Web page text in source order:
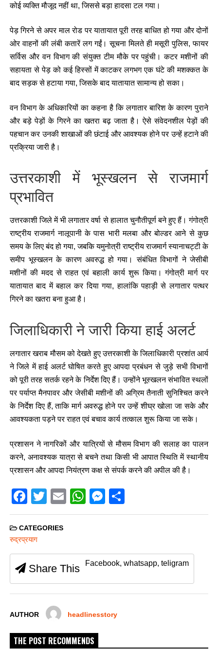
कोई व्यक्ति मौजूद नहीं था, जिससे बड़ा हादसा टल गया।
पेड़ गिरने से अपर माल रोड पर यातायात पूरी तरह बाधित हो गया और दोनों
ओर वाहनों की लंबी कतारें लग गईं। सूचना मिलते ही मसूरी पुलिस, फायर
सर्विस और वन विभाग की संयुक्त टीम मौके पर पहुंची। कटर मशीनों की
सहायता से पेड़ को कई हिस्सों में काटकर लगभग एक घंटे की मशक्कत के
बाद सड़क से हटाया गया, जिसके बाद यातायात सामान्य हो सका।
वन विभाग के अधिकारियों का कहना है कि लगातार बारिश के कारण पुराने
और बड़े पेड़ों के गिरने का खतरा बढ़ जाता है। ऐसे संवेदनशील पेड़ों की
पहचान कर उनकी शाखाओं की छंटाई और आवश्यक होने पर उन्हें हटाने की
प्रक्रिया जारी है।
उत्तरकाशी में भूस्खलन से राजमार्ग
प्रभावित
उत्तरकाशी जिले में भी लगातार वर्षा से हालात चुनौतीपूर्ण बने हुए हैं। गंगोत्री
राष्ट्रीय राजमार्ग नालूपानी के पास भारी मलबा और बोल्डर आने से कुछ
समय के लिए बंद हो गया, जबकि यमुनोत्री राष्ट्रीय राजमार्ग स्यानाचट्टी के
समीप भूस्खलन के कारण अवरुद्ध हो गया। संबंधित विभागों ने जेसीबी
मशीनों की मदद से राहत एवं बहाली कार्य शुरू किया। गंगोत्री मार्ग पर
यातायात बाद में बहाल कर दिया गया, हालांकि पहाड़ी से लगातार पत्थर
गिरने का खतरा बना हुआ है।
जिलाधिकारी ने जारी किया हाई अलर्ट
लगातार खराब मौसम को देखते हुए उत्तरकाशी के जिलाधिकारी प्रशांत आर्य
ने जिले में हाई अलर्ट घोषित करते हुए आपदा प्रबंधन से जुड़े सभी विभागों
को पूरी तरह सतर्क रहने के निर्देश दिए हैं। उन्होंने भूस्खलन संभावित स्थलों
पर पर्याप्त मैनपावर और जेसीबी मशीनों की अग्रिम तैनाती सुनिश्चित करने
के निर्देश दिए हैं, ताकि मार्ग अवरुद्ध होने पर उन्हें शीघ्र खोला जा सके और
आवश्यकता पड़ने पर राहत एवं बचाव कार्य तत्काल शुरू किया जा सके।
प्रशासन ने नागरिकों और यात्रियों से मौसम विभाग की सलाह का पालन
करने, अनावश्यक यात्रा से बचने तथा किसी भी आपात स्थिति में स्थानीय
प्रशासन और आपदा नियंत्रण कक्ष से संपर्क करने की अपील की है।
F
a
c
e
b
o
o
T
wi
tt
E
m
W
h
A
p
M
e
n
er
h
CATEGORIES
रुद्रप्रयाग
Share This Facebook, whatsapp, teligram
AUTHOR headlinesstory
THE POST RECOMMENDS